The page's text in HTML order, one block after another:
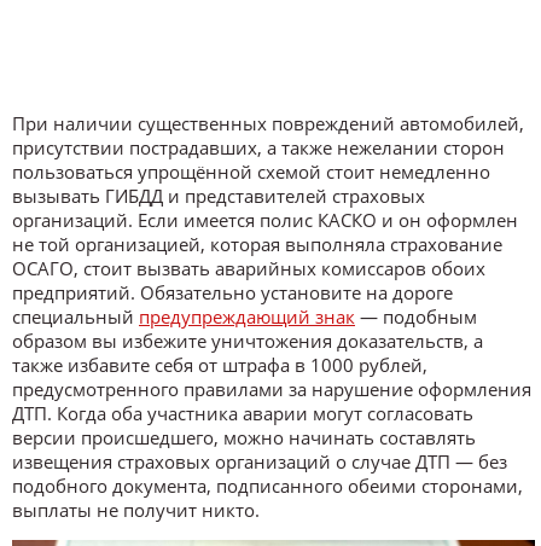
При наличии существенных повреждений автомобилей,
присутствии пострадавших, а также нежелании сторон
пользоваться упрощённой схемой стоит немедленно
вызывать ГИБДД и представителей страховых
организаций. Если имеется полис КАСКО и он оформлен
не той организацией, которая выполняла страхование
ОСАГО, стоит вызвать аварийных комиссаров обоих
предприятий. Обязательно установите на дороге
специальный предупреждающий знак — подобным
образом вы избежите уничтожения доказательств, а
также избавите себя от штрафа в 1000 рублей,
предусмотренного правилами за нарушение оформления
ДТП. Когда оба участника аварии могут согласовать
версии происшедшего, можно начинать составлять
извещения страховых организаций о случае ДТП — без
подобного документа, подписанного обеими сторонами,
выплаты не получит никто.